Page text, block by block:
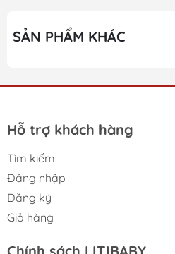
SẢN PHẨM KHÁC
Hỗ trợ khách hàng
Tìm kiếm
Đăng nhập
Đăng ký
Giỏ hàng